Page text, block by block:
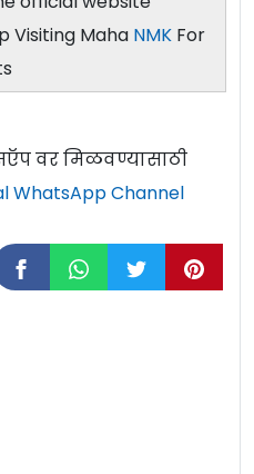
Visiting Maha NMK For
वर मिळवण्यासाठी
WhatsApp Channel